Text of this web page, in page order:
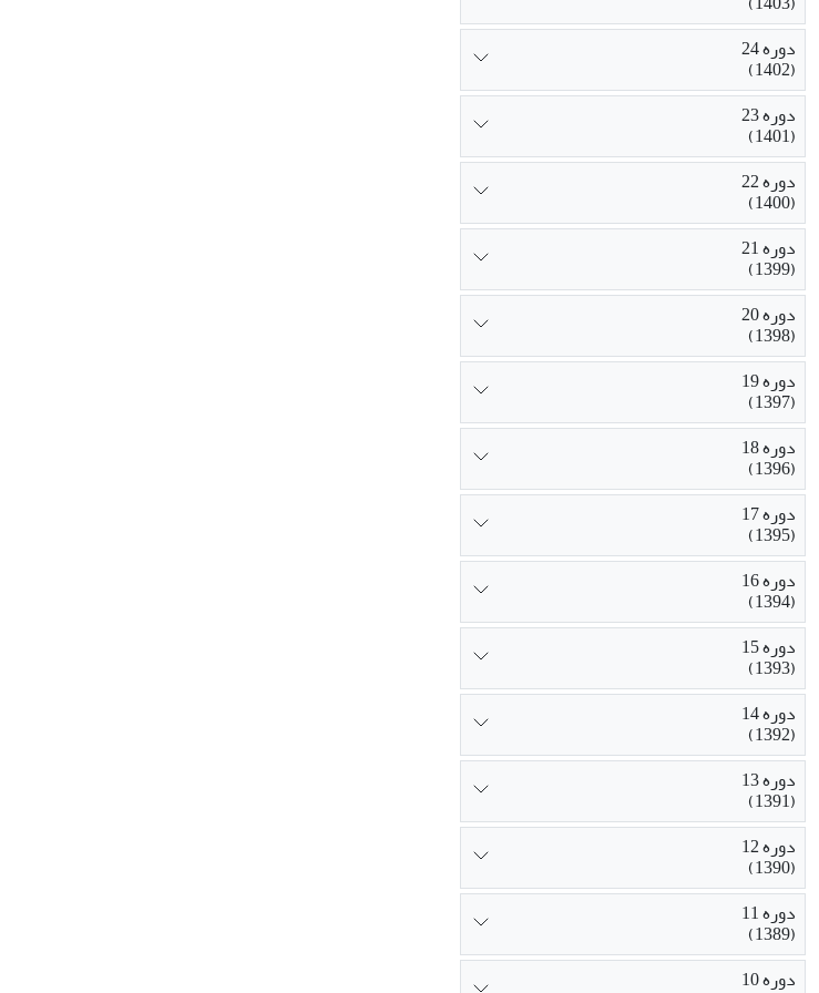
دوره 24
(1402)
دوره 23
(1401)
دوره 22
(1400)
دوره 21
(1399)
دوره 20
(1398)
دوره 19
(1397)
دوره 18
(1396)
دوره 17
(1395)
دوره 16
(1394)
دوره 15
(1393)
دوره 14
(1392)
دوره 13
(1391)
دوره 12
(1390)
دوره 11
(1389)
دوره 10